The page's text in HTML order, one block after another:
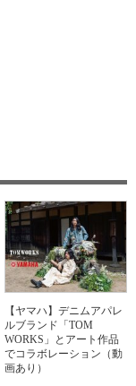
【ヤマハ】デニムアパレ
ルブランド「TOM
WORKS」とアート作品
でコラボレーション（動
画あり）